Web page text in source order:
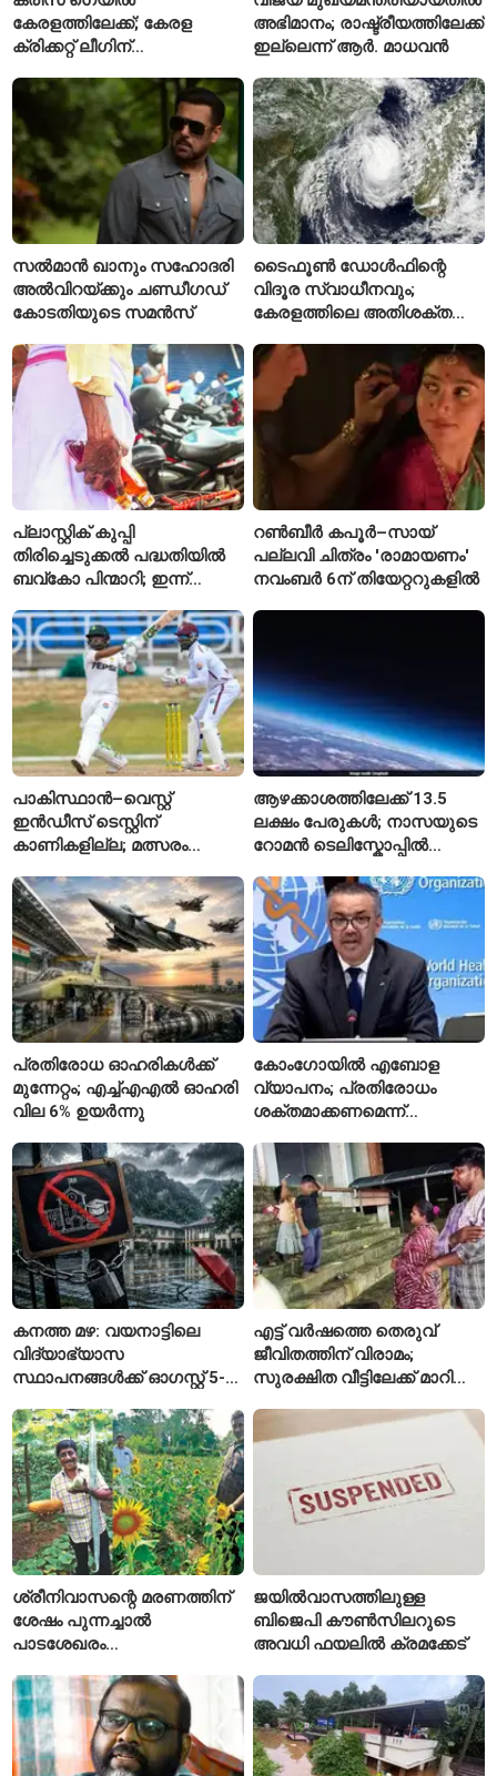
കേരളത്തിലേക്ക്; കേരള
ക്രിക്കറ്റ് ലീഗിന്
താരങ്ങൾക്ക് പരിശീലനം
നൽകും
അഭിമാനം; രാഷ്ട്രീയത്തിലേക്ക്
ഇല്ലെന്ന് ആർ. മാധവൻ
സൽമാൻ ഖാനും സഹോദരി
അൽവിറയ്ക്കും ചണ്ഡീഗഡ്
കോടതിയുടെ സമൻസ്
ടൈഫൂൺ ഡോൾഫിന്റെ
വിദൂര സ്വാധീനവും;
കേരളത്തിലെ അതിശക്ത
കാരണമായേക്കുമെന്ന്
റിപ്പോർട്ട്
പ്ലാസ്റ്റിക് കുപ്പി
തിരിച്ചെടുക്കൽ പദ്ധതിയിൽ
ബവ്കോ പിന്മാറി; ഇന്ന്
സ്വീകരിക്കില്ല
റൺബീർ കപൂർ–സായ്
പല്ലവി ചിത്രം 'രാമായണം'
നവംബർ 6ന് തിയേറ്ററുകളിൽ
പാകിസ്ഥാൻ–വെസ്റ്റ്
ഇൻഡീസ് ടെസ്റ്റിന്
കാണികളില്ല; മത്സരം
പരിഹാസവിഷയം
ആഴക്കാശത്തിലേക്ക് 13.5
ലക്ഷം പേരുകൾ; നാസയുടെ
റോമൻ ടെലിസ്കോപ്പിൽ
പ്രതിരോധ ഓഹരികൾക്ക്
മുന്നേറ്റം; എച്ച്എഎൽ ഓഹരി
വില 6% ഉയർന്നു
കോംഗോയിൽ എബോള
വ്യാപനം; പ്രതിരോധം
ശക്തമാക്കണമെന്ന്
കനത്ത മഴ: വയനാട്ടിലെ
വിദ്യാഭ്യാസ
സ്ഥാപനങ്ങൾക്ക് ഓഗസ്റ്റ് 5-ന്
എട്ട് വർഷത്തെ തെരുവ്
ജീവിതത്തിന് വിരാമം;
സുരക്ഷിത വീട്ടിലേക്ക് മാറി
ശ്രീനിവാസന്റെ മരണത്തിന്
ശേഷം പുന്നച്ചാൽ
പാടശേഖരം
കർഷകർ
ജയിൽവാസത്തിലുള്ള
ബിജെപി കൗൺസിലറുടെ
അവധി ഫയലിൽ ക്രമക്കേട്